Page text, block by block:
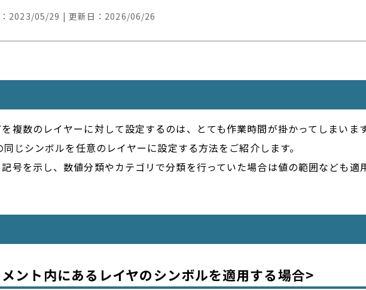
2023/05/29 | 更新日： 2026/06/26
複数のレイヤーに対して設定するのは、とても作業時間が掛かってしまいます
じシンボルを任意のレイヤーに設定する方法をご紹介します。
号を示し、数値分類やカテゴリで分類を行っていた場合は値の範囲なども適
ント内にあるレイヤのシンボルを適用する場合>